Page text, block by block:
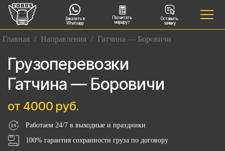
Заказать в
Whatsapp
Посчитать
маршрут
Оставить
заявку
Главная / Направления / Гатчина — Боровичи
Грузоперевозки
Гатчина — Боровичи
от 4000 руб.
Работаем 24/7 в выходные и праздники
100% гарантия сохранности груза по договору